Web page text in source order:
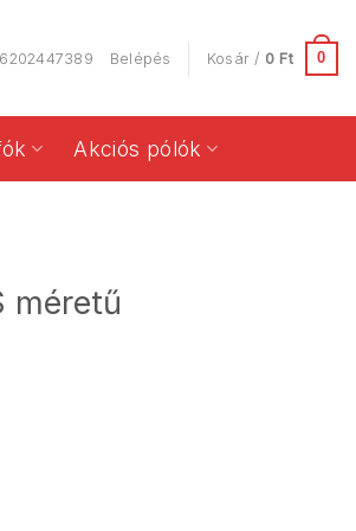
Belépés Kosár / 0 Ft 0
Akciós pólók
méretű